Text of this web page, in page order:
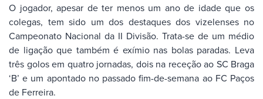
O jogador, apesar de ter menos um ano de idade que os
colegas, tem sido um dos destaques dos vizelenses no
Campeonato Nacional da II Divisão. Trata-se de um médio
de ligação que também é exímio nas bolas paradas. Leva
três golos em quatro jornadas, dois na receção ao SC Braga
‘B’ e um apontado no passado fim-de-semana ao FC Paços
de Ferreira.